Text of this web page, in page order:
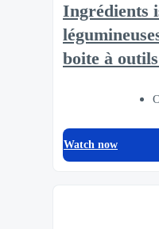
Ingrédients
boite à
Watch now